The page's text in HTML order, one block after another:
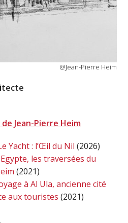
@Jean-Pierre Heim
Jean-Pierre Heim
Yacht : l’Œil du Nil (2026)
les traversées du
(2021)
à Al Ula, ancienne cité
aux touristes (2021)